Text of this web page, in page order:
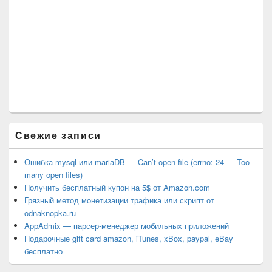
Свежие записи
Ошибка mysql или mariaDB — Can’t open file (errno: 24 — Too
many open files)
Получить бесплатный купон на 5$ от Amazon.com
Грязный метод монетизации трафика или скрипт от
odnaknopka.ru
AppAdmix — парсер-менеджер мобильных приложений
Подарочные gift card amazon, iTunes, xBox, paypal, eBay
бесплатно